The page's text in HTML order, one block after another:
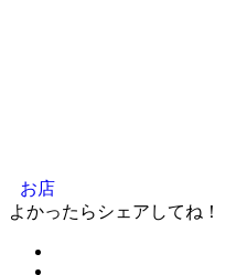
お店
よかったらシェアしてね！